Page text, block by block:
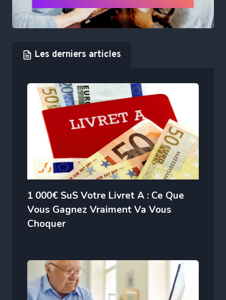
Les derniers articles
1 000€ SuS Votre Livret A : Ce Que
Vous Gagnez Vraiment Va Vous
Choquer